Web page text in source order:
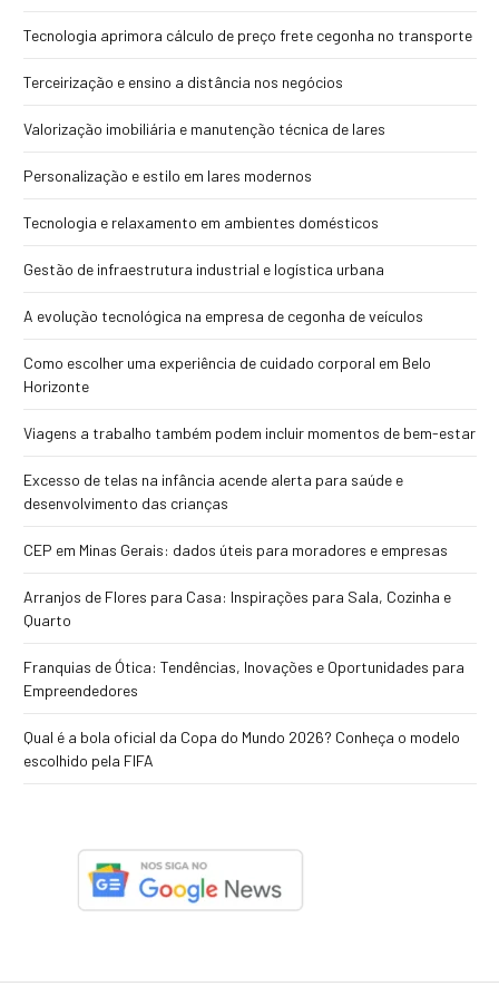
Tecnologia aprimora cálculo de preço frete cegonha no transporte
Terceirização e ensino a distância nos negócios
Valorização imobiliária e manutenção técnica de lares
Personalização e estilo em lares modernos
Tecnologia e relaxamento em ambientes domésticos
Gestão de infraestrutura industrial e logística urbana
A evolução tecnológica na empresa de cegonha de veículos
Como escolher uma experiência de cuidado corporal em Belo
Horizonte
Viagens a trabalho também podem incluir momentos de bem-estar
Excesso de telas na infância acende alerta para saúde e
desenvolvimento das crianças
CEP em Minas Gerais: dados úteis para moradores e empresas
Arranjos de Flores para Casa: Inspirações para Sala, Cozinha e
Quarto
Franquias de Ótica: Tendências, Inovações e Oportunidades para
Empreendedores
Qual é a bola oficial da Copa do Mundo 2026? Conheça o modelo
escolhido pela FIFA